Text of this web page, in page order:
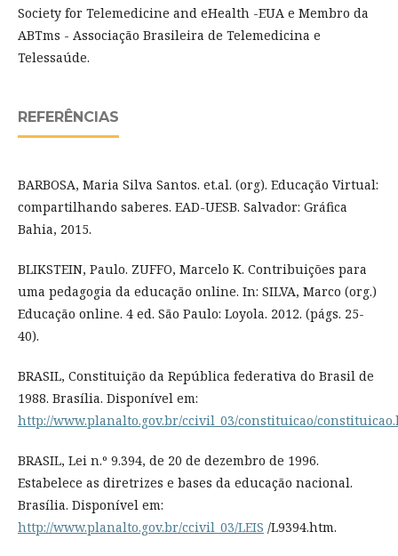
Society for Telemedicine and eHealth -EUA e Membro da
ABTms - Associação Brasileira de Telemedicina e
Telessaúde.
REFERÊNCIAS
BARBOSA, Maria Silva Santos. et.al. (org). Educação Virtual:
compartilhando saberes. EAD-UESB. Salvador: Gráfica
Bahia, 2015.
BLIKSTEIN, Paulo. ZUFFO, Marcelo K. Contribuições para
uma pedagogia da educação online. In: SILVA, Marco (org.)
Educação online. 4 ed. São Paulo: Loyola. 2012. (págs. 25-
40).
BRASIL, Constituição da República federativa do Brasil de
1988. Brasília. Disponível em:
http://www.planalto.gov.br/ccivil_03/constituicao/
BRASIL, Lei n.º 9.394, de 20 de dezembro de 1996.
Estabelece as diretrizes e bases da educação nacional.
Brasília. Disponível em:
http://www.planalto.gov.br/ccivil_03/LEIS /L9394.htm.